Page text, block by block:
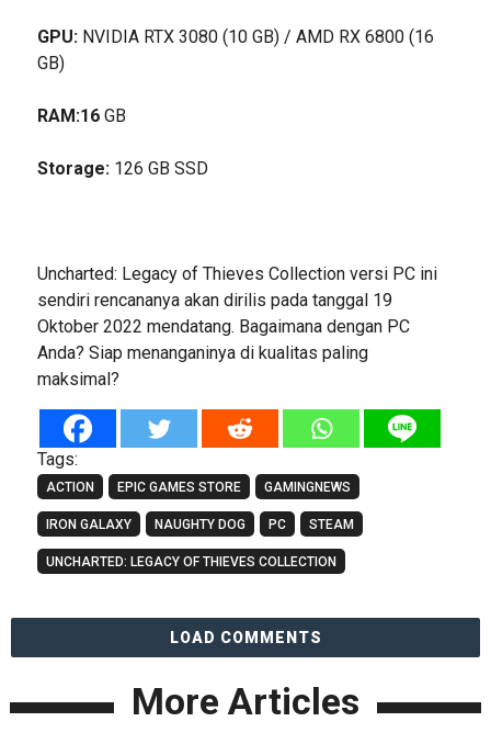
GPU:NVIDIA RTX 3080 (10 GB) / AMD RX 6800 (16
GB)
RAM:16GB
Storage:126 GB SSD
Uncharted: Legacy of Thieves Collection versi PC ini
sendiri rencananya akan dirilis pada tanggal 19
Oktober 2022 mendatang. Bagaimana dengan PC
Anda? Siap menanganinya di kualitas paling
maksimal?
Tags:
ACTION EPIC GAMES STORE GAMINGNEWS
IRON GALAXY NAUGHTY DOG PC STEAM
UNCHARTED: LEGACY OF THIEVES COLLECTION
LOAD COMMENTS
More Articles